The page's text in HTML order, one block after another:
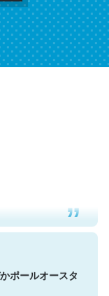
うなと凄く思
。自分はこの流
hit. Shit.
ートバー
ポールオースタ